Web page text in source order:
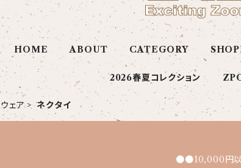
HOME ABOUT CATEGORY
2026春夏コレクション
ウェア ネクタイ
●●10,000円以